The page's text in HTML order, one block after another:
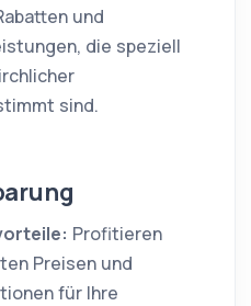
und
die speziell
sind.
Profitieren
Preisen und
für Ihre